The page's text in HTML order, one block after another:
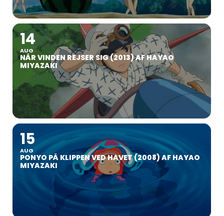
14
AUG
NÅR VINDEN REJSER SIG (2013) AF HAYAO
MIYAZAKI
15
AUG
PONYO PÅ KLIPPEN VED HAVET (2008) AF HAYAO
MIYAZAKI